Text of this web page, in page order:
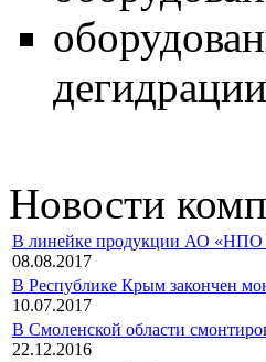
Новости
В линейке продукции АО «НПО
08.08.2017
В Республике Крым закончен
10.07.2017
В Смоленской области
22.12.2016